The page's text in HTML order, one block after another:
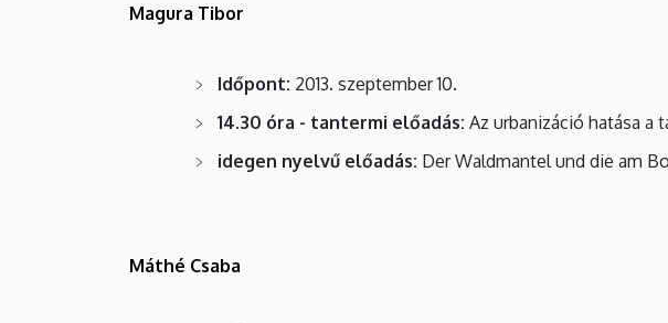
Magura Tibor
Időpont: 2013. szeptember 10.
14.30 óra - tantermi előadás: Az urbanizáció hatása a
idegen nyelvű előadás: Der Waldmantel und die am
Máthé Csaba